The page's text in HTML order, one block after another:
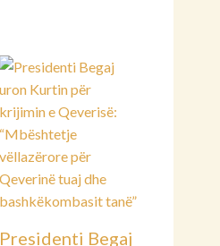
Presidenti Begaj